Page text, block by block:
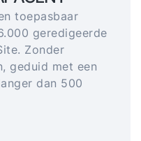
toepasbaar
geredigeerde
Zonder
geduid met een
dan 500